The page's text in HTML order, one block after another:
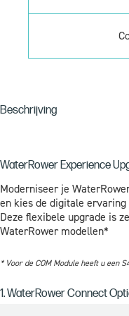
Beschrijving
WaterRower Experience
Moderniseer je
en kies de digitale
Deze flexibele upgrade is
WaterRower modellen*
* Voor de COM Module heeft u een
1. WaterRower Connect